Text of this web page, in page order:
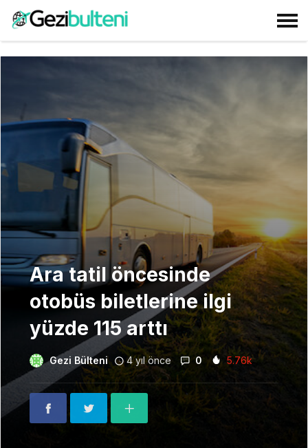
Ara tatil öncesinde
otobüs biletlerine ilgi
yüzde 115 arttı
Gezi Bülteni 4 yıl önce 0 5.76k